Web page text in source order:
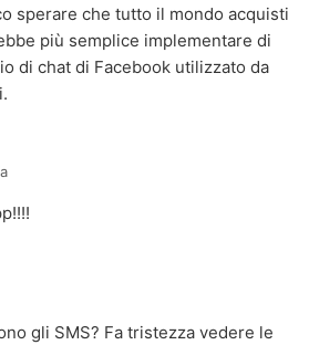
sperare che tutto il mondo acquisti
più semplice implementare di
di chat di Facebook utilizzato da
gli SMS? Fa tristezza vedere le